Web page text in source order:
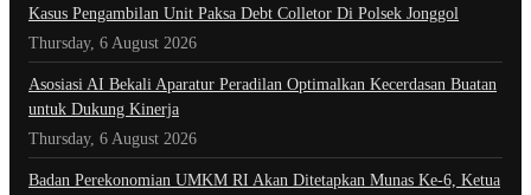
Kasus Pengambilan Unit Paksa Debt Colletor Di Polsek Jonggol
Thursday, 6 August 2026
Asosiasi AI Bekali Aparatur Peradilan Optimalkan Kecerdasan Buatan
untuk Dukung Kinerja
Thursday, 6 August 2026
Badan Perekonomian UMKM RI Akan Ditetapkan Munas Ke-6, Ketua